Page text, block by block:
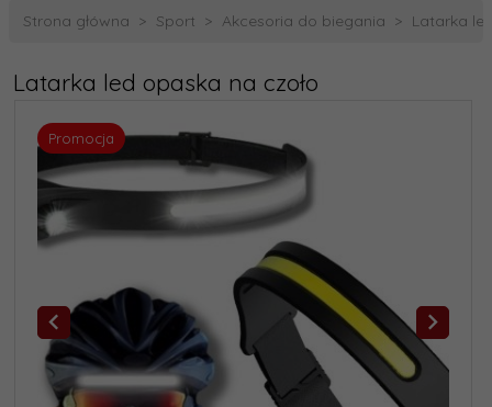
Strona główna Sport Akcesoria do biegania Latarka
Latarka led opaska na czoło
Promocja